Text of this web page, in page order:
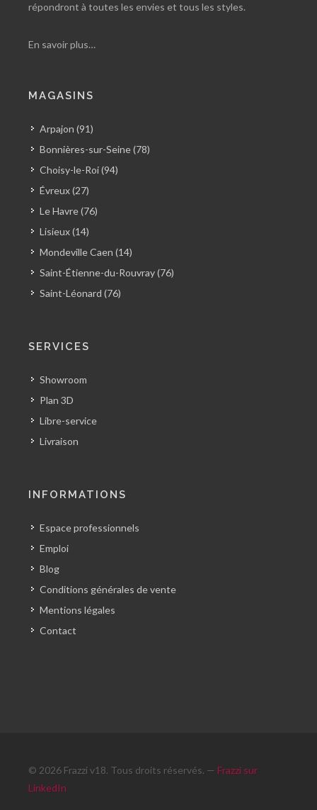
répondront à toutes les envies et tous les styles.
En savoir plus…
MAGASINS
Arpajon (91)
Bonnières-sur-Seine (78)
Choisy-le-Roi (94)
Évreux (27)
Le Havre (76)
Lisieux (14)
Mondeville Caen (14)
Saint-Étienne-du-Rouvray (76)
Saint-Léonard (76)
SERVICES
Showroom
Plan 3D
Libre-service
Livraison
INFORMATIONS
Espace professionnels
Emploi
Blog
Conditions générales de vente
Mentions légales
Contact
© 2026 Frazzi v18. Tous droits réservés. — Frazzi sur
LinkedIn